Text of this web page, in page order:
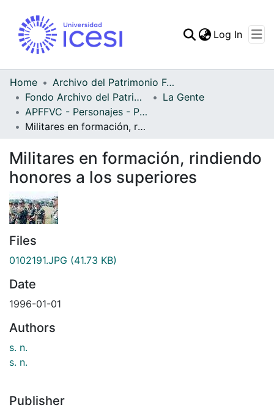
Statistics
Log In
Home
Archivo del Patrimonio Fotográfico y Fílmico del Valle del Cauca
Fondo Archivo del Patrimonio Fotográfico y Fílmico del Valle del Cauca
La Gente
APFFVC - Personajes - Patrimonial
Militares en formación, rindiendo honores a los superiores
Militares en formación, rindiendo
honores a los superiores
Files
0102191.JPG (41.73 KB)
Date
1996-01-01
Authors
s. n.
s. n.
Publisher